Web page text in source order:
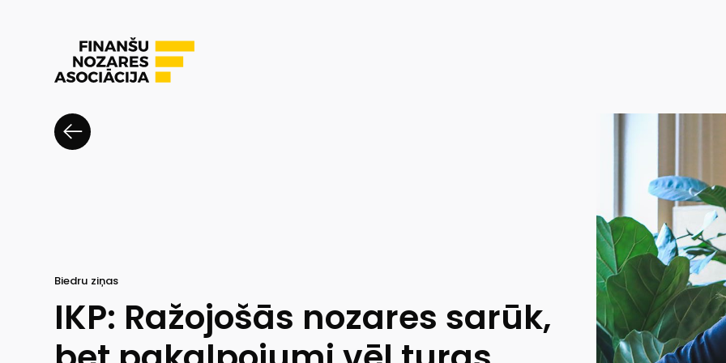
Biedru ziņas
IKP: Ražojošās nozares sarūk,